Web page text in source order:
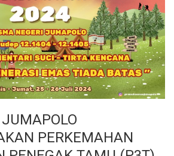
PERKEMAHAN